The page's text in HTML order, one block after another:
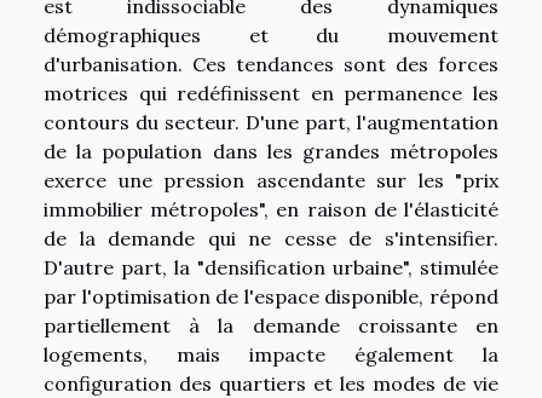
est indissociable des dynamiques
démographiques et du mouvement
d'urbanisation. Ces tendances sont des forces
motrices qui redéfinissent en permanence les
contours du secteur. D'une part, l'augmentation
de la population dans les grandes métropoles
exerce une pression ascendante sur les "prix
immobilier métropoles", en raison de l'élasticité
de la demande qui ne cesse de s'intensifier.
D'autre part, la "densification urbaine", stimulée
par l'optimisation de l'espace disponible, répond
partiellement à la demande croissante en
logements, mais impacte également la
configuration des quartiers et les modes de vie